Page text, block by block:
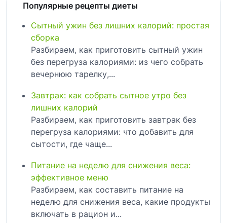
Популярные рецепты диеты
Сытный ужин без лишних калорий: простая
сборка
Разбираем, как приготовить сытный ужин
без перегруза калориями: из чего собрать
вечернюю тарелку,...
Завтрак: как собрать сытное утро без
лишних калорий
Разбираем, как приготовить завтрак без
перегруза калориями: что добавить для
сытости, где чаще...
Питание на неделю для снижения веса:
эффективное меню
Разбираем, как составить питание на
неделю для снижения веса, какие продукты
включать в рацион и...